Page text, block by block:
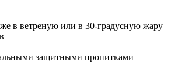
в ветреную или в 30-градусную жару
защитными пропитками